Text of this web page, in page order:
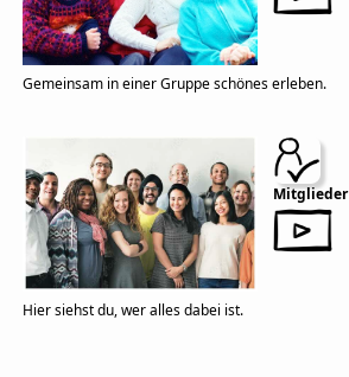
Gemeinsam in einer Gruppe schönes erleben.
Mitglieder
Hier siehst du, wer alles dabei ist.